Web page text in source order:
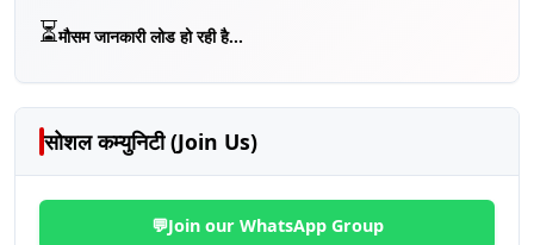
⏳मौसम जानकारी लोड हो रही है...
सोशल कम्युनिटी (Join Us)
💬Join our WhatsApp Group